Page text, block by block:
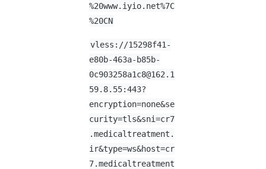
%20www.iyio.net%7C
%20CN
vless://15298f41-
e80b-463a-b85b-
0c903258a1c8@162.1
59.8.55:443?
encryption=none&se
curity=tls&sni=cr7
.medicaltreatment.
ir&type=ws&host=cr
7.medicaltreatment